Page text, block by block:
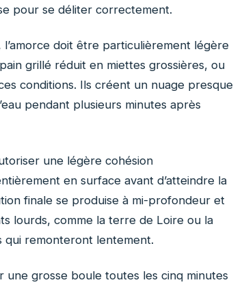
pour se déliter correctement.
doit être particulièrement légère
grillé réduit en miettes grossières, ou
conditions. Ils créent un nuage presque
pendant plusieurs minutes après
une légère cohésion
en surface avant d’atteindre la
finale se produise à mi-profondeur et
lourds, comme la terre de Loire ou la
remonteront lentement.
grosse boule toutes les cinq minutes